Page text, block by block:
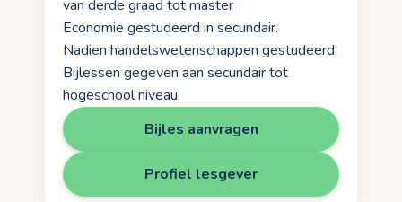
van derde graad tot master
Economie gestudeerd in secundair.
Nadien handelswetenschappen gestudeerd.
Bijlessen gegeven aan secundair tot
hogeschool niveau.
Bijles aanvragen
Profiel lesgever